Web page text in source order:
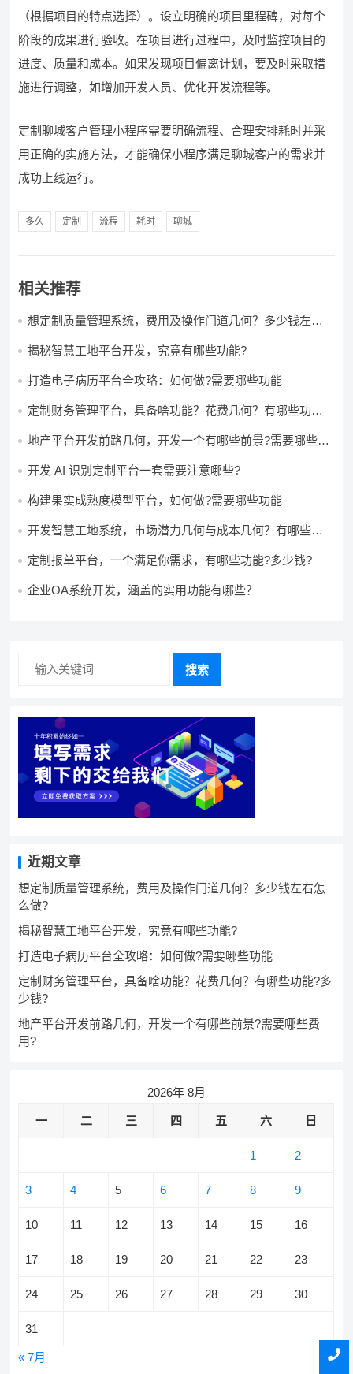
（根据项目的特点选择）。设立明确的项目里程碑，对每个
阶段的成果进行验收。在项目进行过程中，及时监控项目的
进度、质量和成本。如果发现项目偏离计划，要及时采取措
施进行调整，如增加开发人员、优化开发流程等。
定制聊城客户管理小程序需要明确流程、合理安排耗时并采
用正确的实施方法，才能确保小程序满足聊城客户的需求并
成功上线运行。
多久 定制 流程 耗时 聊城
相关推荐
想定制质量管理系统，费用及操作门道几何？多少钱左右
揭秘智慧工地平台开发，究竟有哪些功能?
打造电子病历平台全攻略：如何做?需要哪些功能
定制财务管理平台，具备啥功能？花费几何？有哪些功能?
地产平台开发前路几何，开发一个有哪些前景?需要哪些费
开发 AI 识别定制平台一套需要注意哪些?
构建果实成熟度模型平台，如何做?需要哪些功能
开发智慧工地系统，市场潜力几何与成本几何？有哪些前
定制报单平台，一个满足你需求，有哪些功能?多少钱?
企业OA系统开发，涵盖的实用功能有哪些？
搜索
近期文章
想定制质量管理系统，费用及操作门道几何？多少钱左右怎
么做?
揭秘智慧工地平台开发，究竟有哪些功能?
打造电子病历平台全攻略：如何做?需要哪些功能
定制财务管理平台，具备啥功能？花费几何？有哪些功能?多
少钱?
地产平台开发前路几何，开发一个有哪些前景?需要哪些费
用?
2026年 8月
一 二 三 四 五 六 日
1 2
3 4 5 6 7 8 9
10 11 12 13 14 15 16
17 18 19 20 21 22 23
24 25 26 27 28 29 30
31
« 7月